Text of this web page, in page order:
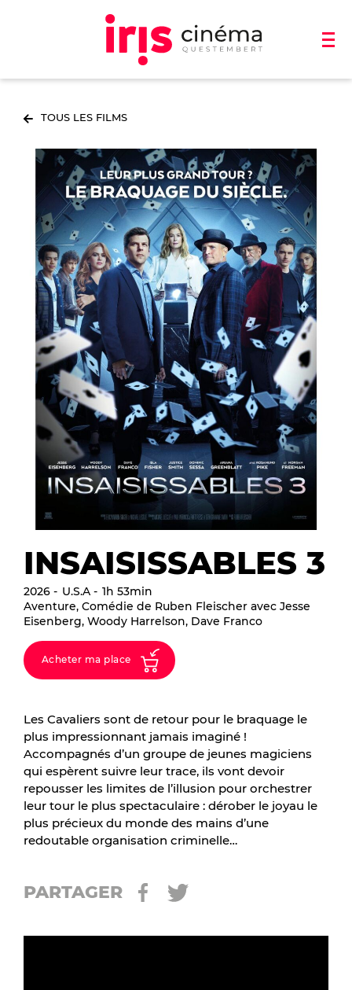
TOUS LES FILMS
INSAISISSABLES 3
2026 U.S.A
1h 53min
Aventure, Comédie de Ruben Fleischer avec Jesse
Eisenberg, Woody Harrelson, Dave Franco
Acheter ma place
Les Cavaliers sont de retour pour le braquage le
plus impressionnant jamais imaginé !
Accompagnés d’un groupe de jeunes magiciens
qui espèrent suivre leur trace, ils vont devoir
repousser les limites de l’illusion pour orchestrer
leur tour le plus spectaculaire : dérober le joyau le
plus précieux du monde des mains d’une
redoutable organisation criminelle…
PARTAGER